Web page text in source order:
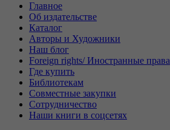
Главное
Об издательстве
Каталог
Авторы и Художники
Наш блог
Foreign rights/ Иностранные права
Где купить
Библиотекам
Совместные закупки
Сотрудничество
Наши книги в соцсетях